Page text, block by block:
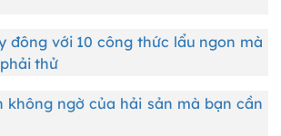
đông với 10 công thức lẩu ngon mà
thử
không ngờ của hải sản mà bạn cần